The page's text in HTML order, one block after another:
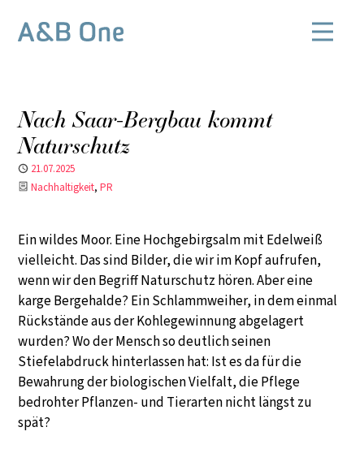
Nach Saar-Bergbau kommt
Naturschutz
Published
21.07.2025
Categories
Nachhaltigkeit PR
Ein wildes Moor. Eine Hochgebirgsalm mit Edelweiß
vielleicht. Das sind Bilder, die wir im Kopf aufrufen,
wenn wir den Begriff Naturschutz hören. Aber eine
karge Bergehalde? Ein Schlammweiher, in dem einmal
Rückstände aus der Kohlegewinnung abgelagert
wurden? Wo der Mensch so deutlich seinen
Stiefelabdruck hinterlassen hat: Ist es da für die
Bewahrung der biologischen Vielfalt, die Pflege
bedrohter Pflanzen- und Tierarten nicht längst zu
spät?